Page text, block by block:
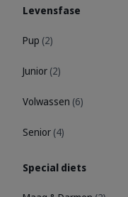
Levensfase
Pup (2)
Junior (2)
Volwassen (6)
Senior (4)
Special diets